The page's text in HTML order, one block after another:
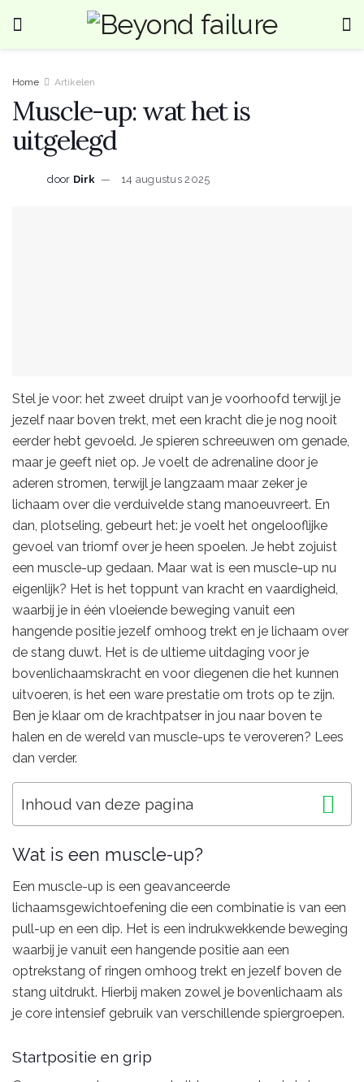
Home Artikelen
Muscle-up: wat het is
uitgelegd
door Dirk 14 augustus 2025
Stel je voor: het zweet druipt van je voorhoofd terwijl je
jezelf naar boven trekt, met een kracht die je nog nooit
eerder hebt gevoeld. Je spieren schreeuwen om genade,
maar je geeft niet op. Je voelt de adrenaline door je
aderen stromen, terwijl je langzaam maar zeker je
lichaam over die verduivelde stang manoeuvreert. En
dan, plotseling, gebeurt het: je voelt het ongelooflijke
gevoel van triomf over je heen spoelen. Je hebt zojuist
een muscle-up gedaan. Maar wat is een muscle-up nu
eigenlijk? Het is het toppunt van kracht en vaardigheid,
waarbij je in één vloeiende beweging vanuit een
hangende positie jezelf omhoog trekt en je lichaam over
de stang duwt. Het is de ultieme uitdaging voor je
bovenlichaamskracht en voor diegenen die het kunnen
uitvoeren, is het een ware prestatie om trots op te zijn.
Ben je klaar om de krachtpatser in jou naar boven te
halen en de wereld van muscle-ups te veroveren? Lees
dan verder.
Inhoud van deze pagina
Wat is een muscle-up?
Een muscle-up is een geavanceerde
lichaamsgewichtoefening die een combinatie is van een
pull-up en een dip. Het is een indrukwekkende beweging
waarbij je vanuit een hangende positie aan een
optrekstang of ringen omhoog trekt en jezelf boven de
stang uitdrukt. Hierbij maken zowel je bovenlichaam als
je core intensief gebruik van verschillende spiergroepen.
Startpositie en grip